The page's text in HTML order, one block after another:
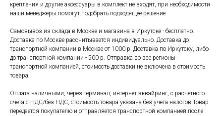
крепления и другие аксессуары в комплект не входят, при необходимости
наши менеджеры помогут подобрать подходящее решение.
Самовывоз из склада в Москве и магазина в Иркутске - бесплатно.
Доставка по Москве рассчитывается индивидуально. Доставка до
транспортной компании в Москве от 1000 р. Доставка по Иркутску, либо
до транспортной компании - 500 р. Отправка во все регионы
транспортной компанией, стоимость доставки не включена в стоимость
товара.
Оплата наличными, через терминал, интернет эквайринг, с расчетного
счета с НДС/без НДС, стоимость товара указана без учета налогов.Товар
передается покупателю и отправляется транспортной компанией после